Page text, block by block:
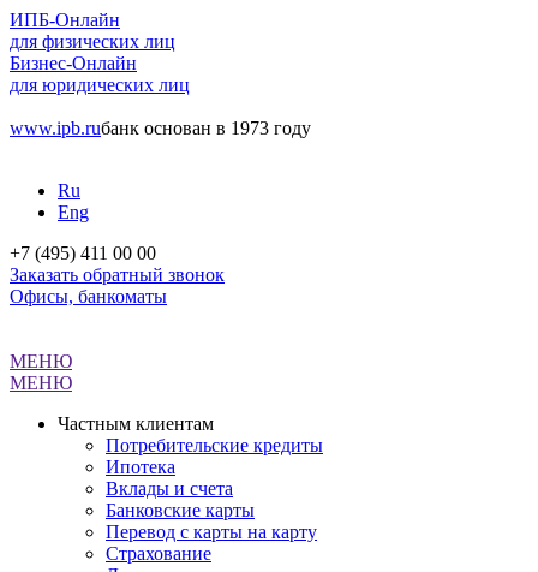
ИПБ-Онлайн
для физических лиц
Бизнес-Онлайн
для юридических лиц
www.ipb.ruбанк основан в 1973 году
Ru
Eng
+7 (495) 411 00 00
Заказать обратный звонок
Офисы, банкоматы
МЕНЮ
МЕНЮ
Частным клиентам
Потребительские кредиты
Ипотека
Вклады и счета
Банковские карты
Перевод с карты на карту
Страхование